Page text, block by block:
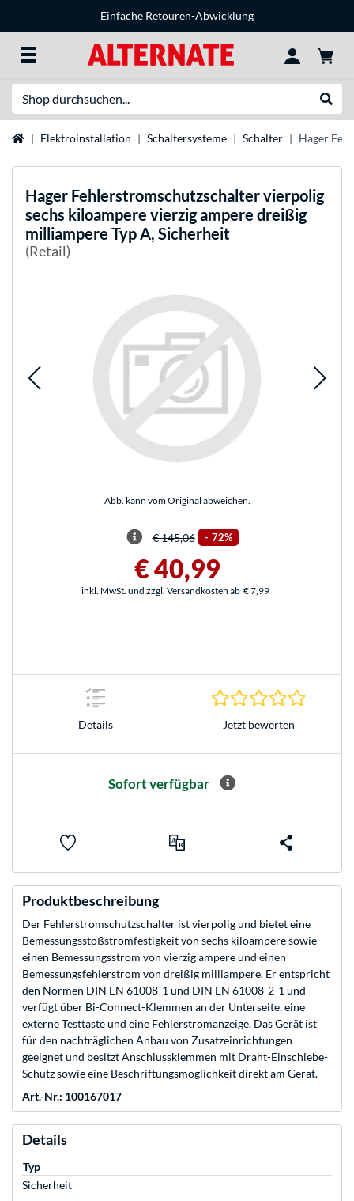
Einfache Retouren-Abwicklung
StartseiteElektroinstallation Schaltersysteme Schalter Hager
Hager Fehlerstromschutzschalter vierpolig
sechs kiloampere vierzig ampere dreißig
milliampere Typ A, Sicherheit
(Retail)
Abb. kann vom Original abweichen.
€ 145,06 - 72%
€ 40,99
inkl. MwSt. und zzgl. Versandkosten ab € 7,99
Details Jetzt bewerten
Sofort verfügbar
Produktbeschreibung
Der Fehlerstromschutzschalter ist vierpolig und bietet eine
Bemessungsstoßstromfestigkeit von sechs kiloampere sowie
einen Bemessungsstrom von vierzig ampere und einen
Bemessungsfehlerstrom von dreißig milliampere. Er entspricht
den Normen DIN EN 61008-1 und DIN EN 61008-2-1 und
verfügt über Bi-Connect-Klemmen an der Unterseite, eine
externe Testtaste und eine Fehlerstromanzeige. Das Gerät ist
für den nachträglichen Anbau von Zusatzeinrichtungen
geeignet und besitzt Anschlussklemmen mit Draht-Einschiebe-
Schutz sowie eine Beschriftungsmöglichkeit direkt am Gerät.
Art.-Nr.: 100167017
Details
Typ
Sicherheit